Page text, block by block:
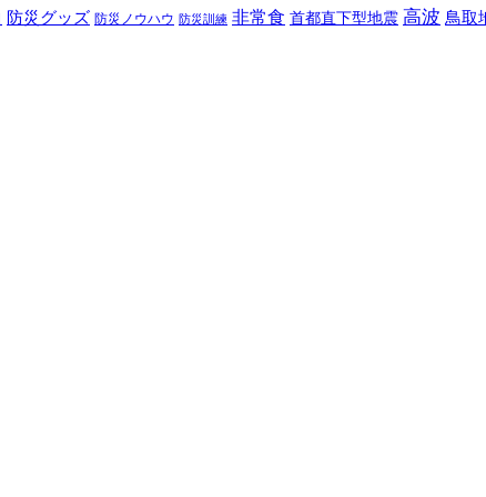
防災グッズ 防災ノウハウ 防災訓練 非常食 首都直下型地震 高波 鳥取